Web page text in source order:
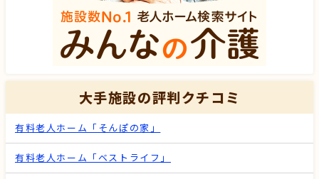
大手施設の評判クチコミ
有料老人ホーム「そんぽの家」
有料老人ホーム「ベストライフ」